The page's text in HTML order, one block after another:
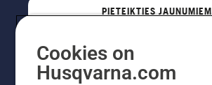
PIETEIKTIES JAUNUMIEM
Cookies on
Husqvarna.com